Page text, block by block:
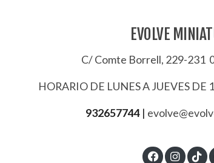
EVOLVE
C/ Comte Borrell, 229-231
HORARIO DE LUNES A JUEVES DE
932657744 |